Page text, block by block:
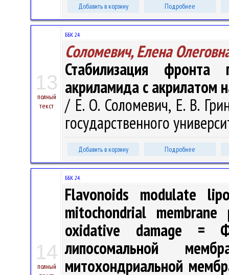
Добавить в корзину Подробнее
13
полный
текст
ББК 24.
Соломевич, Елена
Стабилизация фронта
акриламида с акрилатом
/ Е. О. Соломевич, Е. В.
государственного
Добавить в корзину Подробнее
14
полный
ББК 24.
Flavonoids modulate
mitochondrial
oxidative damage =
липосомальной
митохондриальной